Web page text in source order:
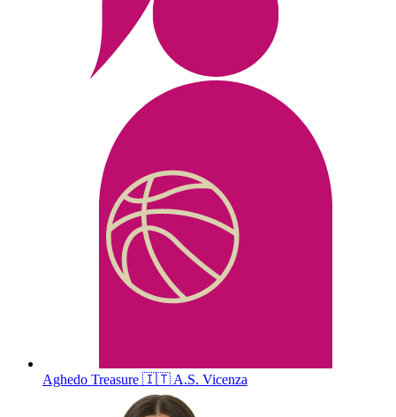
Aghedo Treasure 🇮🇹A.S. Vicenza